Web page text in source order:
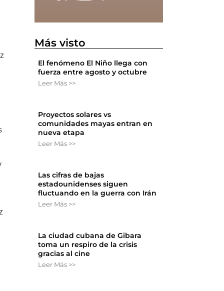
Más visto
El fenómeno El Niño llega con
fuerza entre agosto y octubre
Leer Más >>
Proyectos solares vs
comunidades mayas entran en
nueva etapa
Leer Más >>
Las cifras de bajas
estadounidenses siguen
fluctuando en la guerra con Irán
Leer Más >>
La ciudad cubana de Gibara
toma un respiro de la crisis
gracias al cine
Leer Más >>